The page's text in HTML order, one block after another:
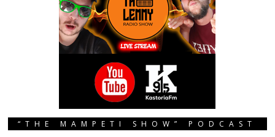
“THE MAMPETI SHOW” PODCAST